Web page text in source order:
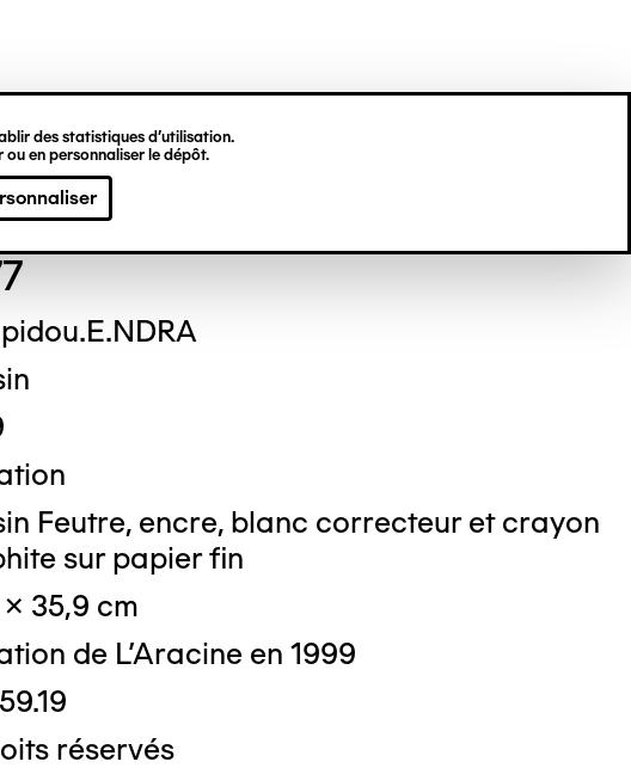
des statistiques d’utilisation.
en personnaliser le dépôt.
GODI
Feutre, encre, blanc correcteur et crayon
sur papier fin
35,9 cm
de L'Aracine en 1999
réservés